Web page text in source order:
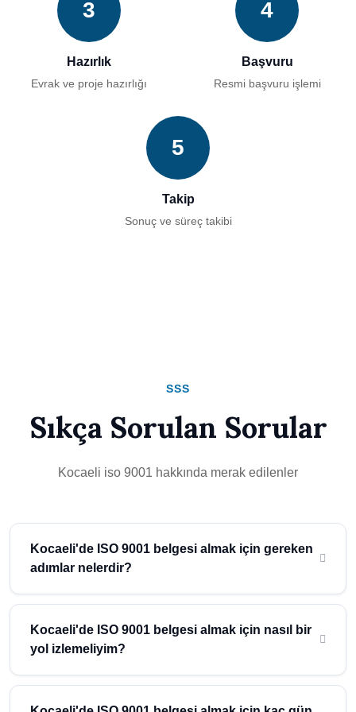
3
Hazırlık
Evrak ve proje hazırlığı
4
Başvuru
Resmi başvuru işlemi
5
Takip
Sonuç ve süreç takibi
SSS
Sıkça Sorulan Sorular
Kocaeli iso 9001 hakkında merak edilenler
Kocaeli'de ISO 9001 belgesi almak için gereken
adımlar nelerdir?
Kocaeli'de ISO 9001 belgesi almak için, öncelikle bir danışmanlık
firması ile işbirliği yapmanız gerekir. Atidestek gibi deneyimli
firmalar, sizin için gerekli adımları belirler ve süreci yönetir. İlk
9001 standardına uygunluğunun değerlendirilmesidir. Daha
sonra, kalite yönetim sisteminin kurulması ve belgelendirme
Kocaeli'de ISO 9001 belgesi almak için nasıl bir
yol izlemeliyim?
Kocaeli'de ISO 9001 belgesi almak için, öncelikle şirketinizin
ihtiyaçlarını belirlemeniz gerekir. Daha sonra, bir danışmanlık